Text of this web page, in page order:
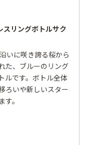
スリングボトルサク
いに咲き誇る桜から
た、ブルーのリング
ルです。ボトル全体
ろいや新しいスター
。